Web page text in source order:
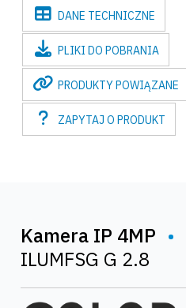
DANE TECHNICZNE
PLIKIDO POBRANIA
PRODUKTYPOWIĄZANE
ZAPYTAJO PRODUKT
Kamera IP 4MP •
ILUMFSG G 2.8